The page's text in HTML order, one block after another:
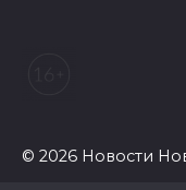
© 2026 Новости